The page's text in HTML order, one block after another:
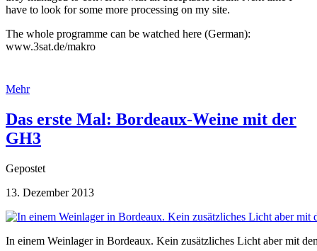
have to look for some more processing on my site.
The whole programme can be watched here (German):
www.3sat.de/makro
Mehr
Das erste Mal: Bordeaux-Weine mit der
GH3
Gepostet
13. Dezember 2013
In einem Weinlager in Bordeaux. Kein zusätzliches Licht aber mit